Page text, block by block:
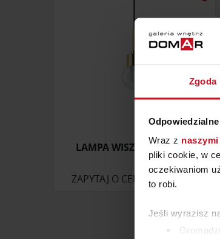
Zgoda
Wraz z
pliki cookie, w
oczekiwaniom
to robi.
Jeśli wyrazisz
LAMPA WISZĄCA ALASKA
ZAPYTAJ O CENĘ W SALONIE